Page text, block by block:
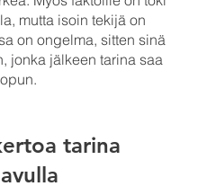
mutta isoin tekijä on
on ongelma, sitten sinä
jonka jälkeen tarina saa
tarina